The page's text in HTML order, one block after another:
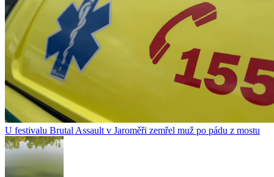
U festivalu Brutal Assault v Jaroměři zemřel muž po pádu z mostu